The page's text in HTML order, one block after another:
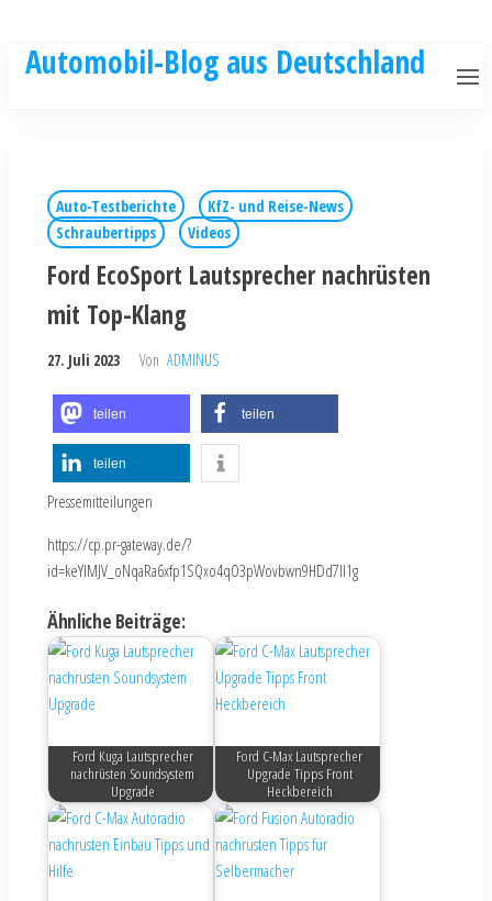
Automobil-Blog aus Deutschland
Auto-Testberichte
KfZ- und Reise-News
Schraubertipps
Videos
Ford EcoSport Lautsprecher nachrüsten
mit Top-Klang
27. Juli 2023 Von ADMINUS
teilen teilen
teilen
Pressemitteilungen
https://cp.pr-gateway.de/?
id=keYlMJV_oNqaRa6xfp1SQxo4qO3pWovbwn9HDd7Il1g
Ähnliche Beiträge:
Ford Kuga Lautsprecher
nachrüsten Soundsystem
Upgrade
Ford C-Max Lautsprecher
Upgrade Tipps Front
Heckbereich